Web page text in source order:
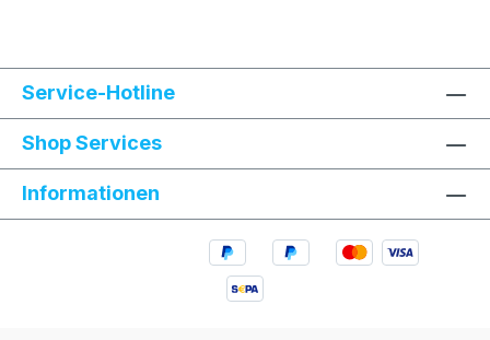
Service-Hotline
Shop Services
Informationen